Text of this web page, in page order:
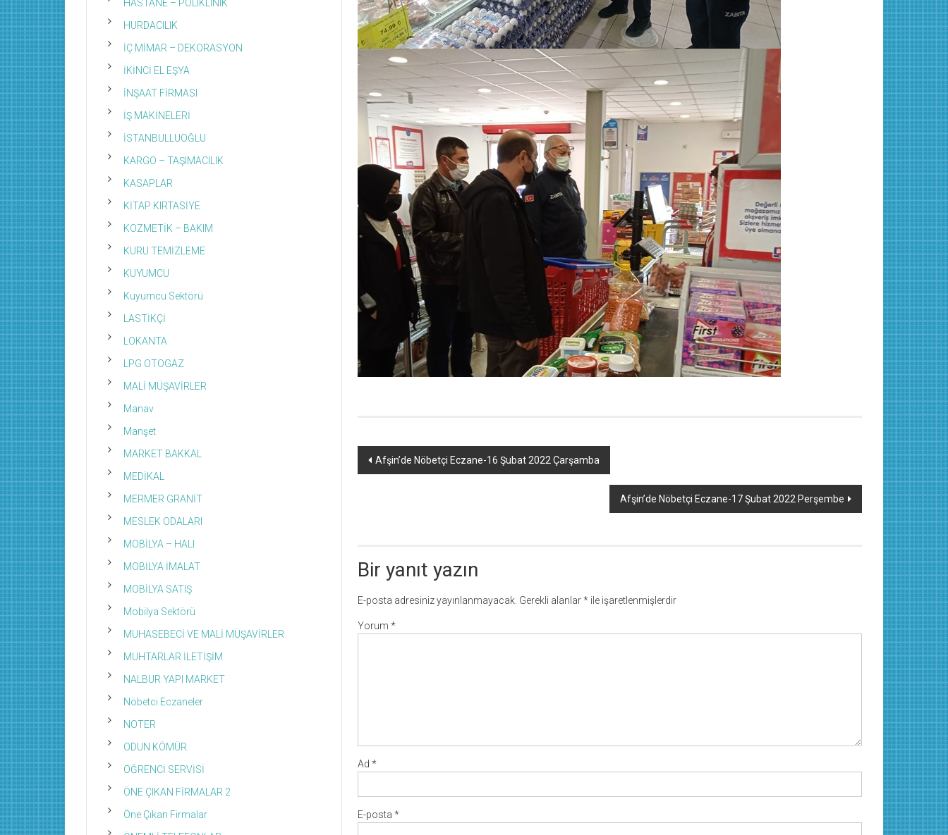
Yazı
Afşin’de Nöbetçi Eczane-16 Şubat 2022 Çarşamba
Afşin’de Nöbetçi Eczane-17 Şubat 2022 Perşembe
Bir yanıt yazın
E-posta adresiniz yayınlanmayacak. Gerekli alanlar* ile işaretlenmişlerdir
Yorum *
Ad *
E-posta *
HASTANE – POLIKLINIK
HURDACILIK
İÇ MİMAR – DEKORASYON
İKİNCİ EL EŞYA
İNŞAAT FİRMASI
İŞ MAKİNELERİ
İSTANBULLUOĞLU
KARGO – TAŞIMACILIK
KASAPLAR
KİTAP KIRTASİYE
KOZMETİK – BAKIM
KURU TEMİZLEME
KUYUMCU
Kuyumcu Sektörü
LASTİKÇİ
LOKANTA
LPG OTOGAZ
MALİ MÜŞAVİRLER
Manav
Manşet
MARKET BAKKAL
MEDİKAL
MERMER GRANİT
MESLEK ODALARI
MOBİLYA – HALI
MOBİLYA İMALAT
MOBİLYA SATIŞ
Mobilya Sektörü
MUHASEBECİ VE MALİ MÜŞAVİRLER
MUHTARLAR İLETİŞİM
NALBUR YAPI MARKET
Nöbetci Eczaneler
NOTER
ODUN KÖMÜR
ÖĞRENCİ SERVİSİ
ÖNE ÇIKAN FİRMALAR 2
Öne Çıkan Firmalar